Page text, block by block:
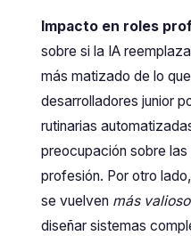
Impacto en roles
sobre si la IA
más matizado de lo
desarrolladores junior
rutinarias
preocupación sobre
profesión. Por otro
se vuelven más
diseñar sistemas